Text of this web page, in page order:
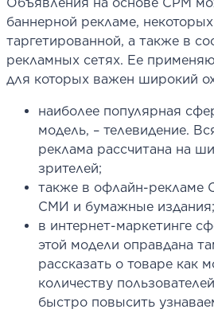
баннерной рекламе,
таргетированной, а также в
рекламных сетях. Ее
для которых важен широкий
наиболее популярная
модель, – телевидение.
реклама рассчитана на
зрителей;
также в офлайн-рекламе
СМИ и бумажные издания;
в интернет-маркетинге
этой модели оправдана
рассказать о товаре как
количеству
быстро повысить